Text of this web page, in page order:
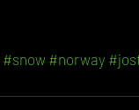
#snow #norway